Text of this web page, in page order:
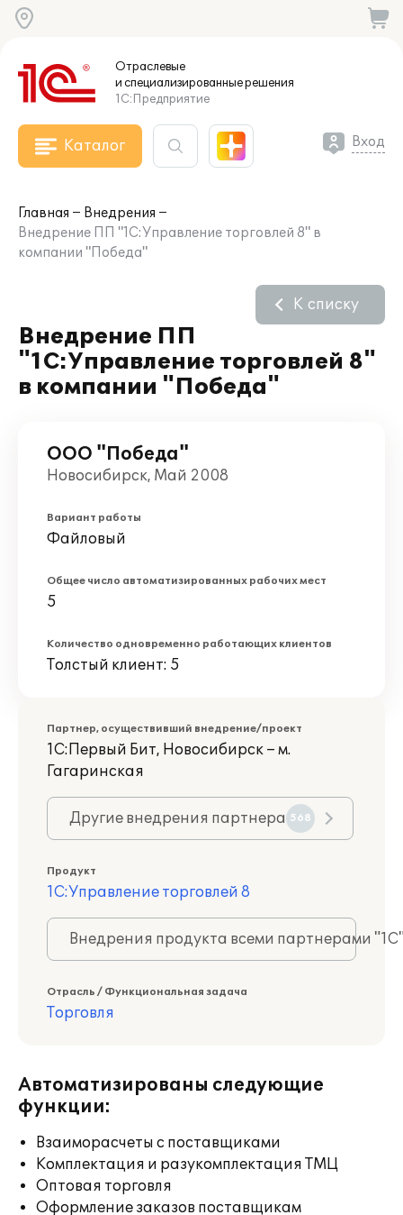
Отраслевые
и специализированныерешения
1С:Предприятие
Каталог Вход
Главная
Внедрения
Внедрение ПП "1С:Управление торговлей 8" в
компании "Победа"
Внедрение ПП
"1С:Управление торговлей 8"
в компании "Победа"
К списку
ООО "Победа"
Новосибирск, Май 2008
Вариант работы
Файловый
Общее число автоматизированных рабочих мест
5
Количество одновременно работающих клиентов
Толстый клиент: 5
Партнер, осуществивший внедрение/проект
1С:Первый Бит, Новосибирск – м.
Гагаринская
Другие внедрения партнера 568
Продукт
1С:Управление торговлей 8
Внедрения продукта всеми партнерами
Отрасль / Функциональная задача
Торговля
Автоматизированы следующие
функции:
Взаиморасчеты с поставщиками
Комплектация и разукомплектация ТМЦ
Оптовая торговля
Оформление заказов поставщикам